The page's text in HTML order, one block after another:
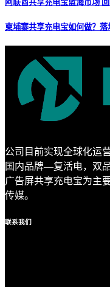
阿联酋共享充电宝蓝海市场
柬埔寨共享充电宝如何做？落
公司目前实现全球化运
国内品牌—复活电，双
广告屏共享充电宝为主
传媒。
联系我们